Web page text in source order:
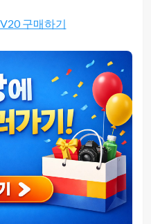
구매하기